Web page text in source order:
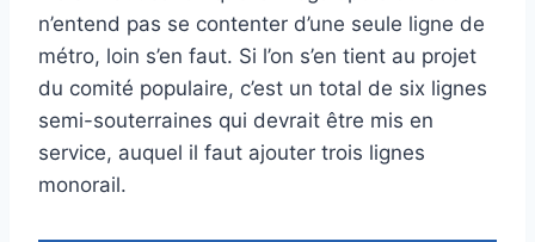
n’entend pas se contenter d’une seule ligne de
métro, loin s’en faut. Si l’on s’en tient au projet
du comité populaire, c’est un total de six lignes
semi-souterraines qui devrait être mis en
service, auquel il faut ajouter trois lignes
monorail.